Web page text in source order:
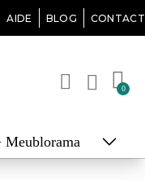
AIDE BLOG CONTACT
Meublorama